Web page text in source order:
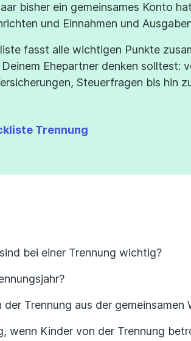
bisher ein gemeinsames Konto
und Einnahmen und
fasst alle wichtigen Punkte
Ehepartner denken solltest:
Steuerfragen bis hin
Trennung
bei einer Trennung wichtig?
der Trennung aus der gemeinsamen
wenn Kinder von der Trennung